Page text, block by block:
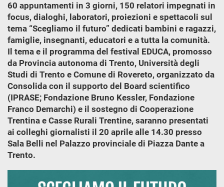
60 appuntamenti in 3 giorni, 150 relatori impegnati in
focus, dialoghi, laboratori, proiezioni e spettacoli sul
tema “Scegliamo il futuro” dedicati bambini e ragazzi,
famiglie, insegnanti, educatori e a tutta la comunità.
Il tema e il programma del festival EDUCA, promosso
da Provincia autonoma di Trento, Università degli
Studi di Trento e Comune di Rovereto, organizzato da
Consolida con il supporto del Board scientifico
(IPRASE; Fondazione Bruno Kessler, Fondazione
Franco Demarchi) e il sostegno di Cooperazione
Trentina e Casse Rurali Trentine, saranno presentati
ai colleghi giornalisti il 20 aprile alle 14.30 presso
Sala Belli nel Palazzo provinciale di Piazza Dante a
Trento.